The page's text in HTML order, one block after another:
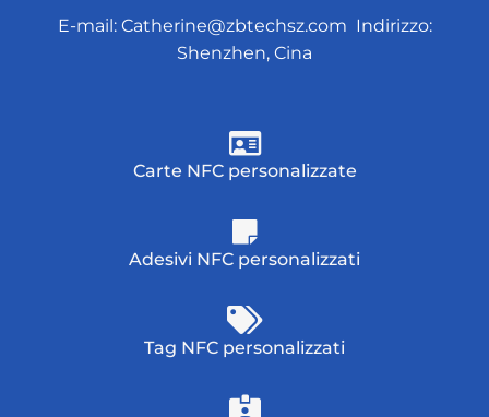
E-mail: Catherine@zbtechsz.com Indirizzo:
Shenzhen, Cina
Carte NFC personalizzate
Adesivi NFC personalizzati
Tag NFC personalizzati